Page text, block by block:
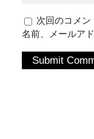
次回のコメ
名前、メールア